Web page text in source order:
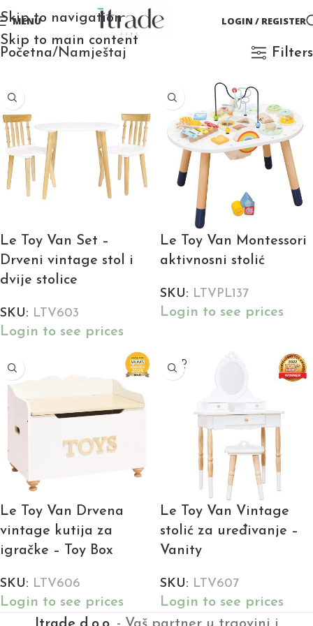
Skip to navigation
Skip to main content
MENU LOGIN / REGISTER
Početna Namještaj Filters
Le Toy Van Set –
Drveni vintage stol i
dvije stolice
SKU: LTV603
Login to see prices
Le Toy Van Montessori
aktivnosni stolić
SKU: LTVPL137
Login to see prices
Le Toy Van Drvena
vintage kutija za
igračke – Toy Box
SKU: LTV606
Login to see prices
SOLD
OUT
Le Toy Van Vintage
stolić za uređivanje –
Vanity
SKU: LTV607
Login to see prices